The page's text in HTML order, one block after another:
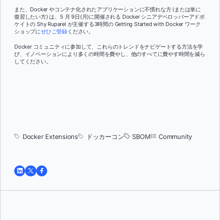
また、Docker やコンテナ化されたアプリケーションに不慣れな方 (または単に
復習したい方) は、5 月 9日(月)に開催される Docker シニアデベロッパーアドボ
ケイトの Shy Ruparel が主催する3時間の Getting Started with Docker ワーク
ショップにぜひご登録 ください。
Docker コミュニティに参加して、これらのトレンドをナビゲートする方法を学
び、イノベーションにより多くの時間を費やし、他のすべてに費やす時間を減ら
してください。
Docker Extensions ドッカーコン SBOM Community